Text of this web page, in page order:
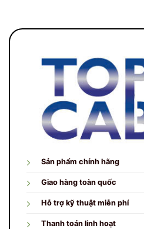
Sản phẩm chính hãng
Giao hàng toàn quốc
Hỗ trợ kỹ thuật miễn phí
Thanh toán linh hoạt